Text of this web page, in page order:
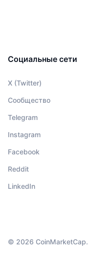
Социальные сети
X (Twitter)
Сообщество
Telegram
Instagram
Facebook
Reddit
LinkedIn
© 2026